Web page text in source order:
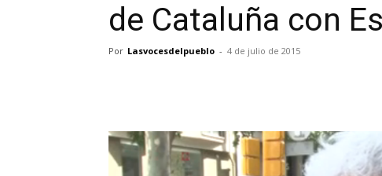
de Cataluña con
Por Lasvocesdelpueblo - 4 de julio de 2015